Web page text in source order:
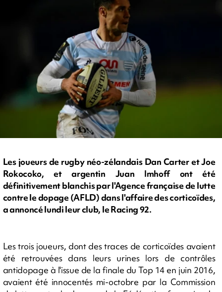
Les joueurs de rugby néo-zélandais Dan Carter et Joe
Rokocoko, et argentin Juan Imhoff ont été
définitivement blanchis par l'Agence française de lutte
contre le dopage (AFLD) dans l'affaire des corticoïdes,
a annoncé lundi leur club, le Racing 92.
Les trois joueurs, dont des traces de corticoïdes avaient
été retrouvées dans leurs urines lors de contrôles
antidopage à l'issue de la finale du Top 14 en juin 2016,
avaient été innocentés mi-octobre par la Commission